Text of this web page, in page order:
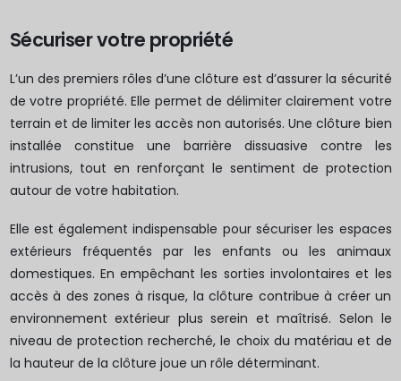
Sécuriser votre propriété
L’un des premiers rôles d’une clôture est d’assurer la sécurité
de votre propriété. Elle permet de délimiter clairement votre
terrain et de limiter les accès non autorisés. Une clôture bien
installée constitue une barrière dissuasive contre les
intrusions, tout en renforçant le sentiment de protection
autour de votre habitation.
Elle est également indispensable pour sécuriser les espaces
extérieurs fréquentés par les enfants ou les animaux
domestiques. En empêchant les sorties involontaires et les
accès à des zones à risque, la clôture contribue à créer un
environnement extérieur plus serein et maîtrisé. Selon le
niveau de protection recherché, le choix du matériau et de
la hauteur de la clôture joue un rôle déterminant.